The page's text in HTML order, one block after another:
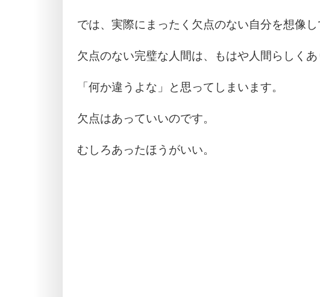
では、実際にまったく欠点のない自分を想像し
欠点のない完璧な人間は、もはや人間らしくあ
「何か違うよな」と思ってしまいます。
欠点はあっていいのです。
むしろあったほうがいい。